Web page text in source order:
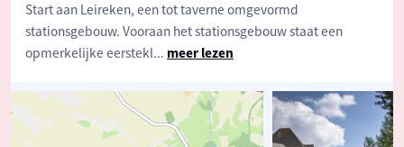
Start aan Leireken, een tot taverne omgevormd
stationsgebouw. Vooraan het stationsgebouw staat een
opmerkelijke eerstekl... meer lezen